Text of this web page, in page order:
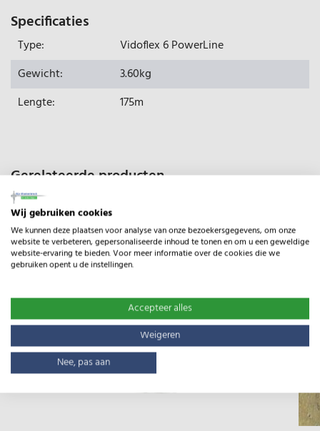
Specificaties
Type:
Vidoflex 6 PowerLine
Gewicht:
3.60kg
Lengte:
175m
Gerelateerde producten
Wij gebruiken cookies
We kunnen deze plaatsen voor analyse van onze bezoekersgegevens, om onze
website te verbeteren, gepersonaliseerde inhoud te tonen en om u een geweldige
website-ervaring te bieden. Voor meer informatie over de cookies die we
gebruiken opent u de instellingen.
Accepteer alles
Weigeren
Nee, pas aan